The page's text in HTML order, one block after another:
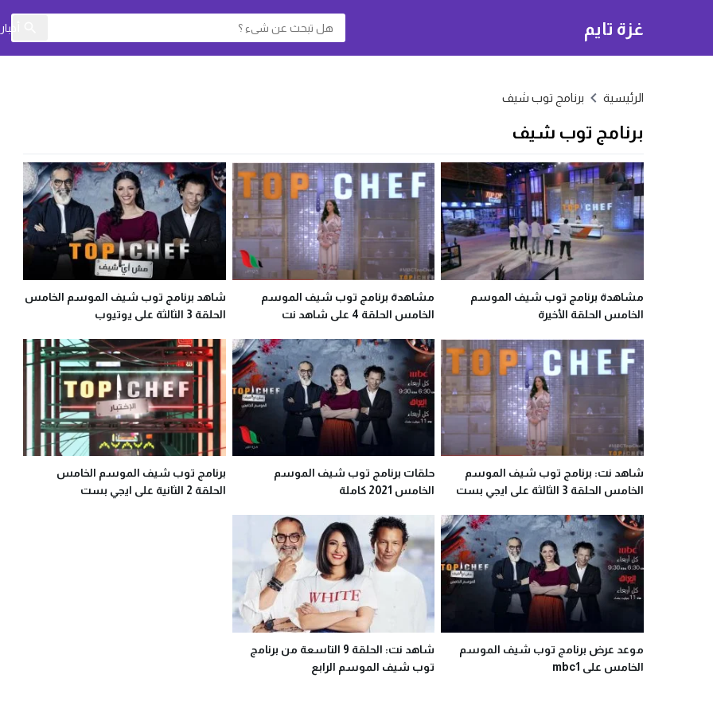
غزة تايم
الرئيسية برنامج توب شيف
برنامج توب شيف
مشاهدة برنامج توب شيف الموسم
الخامس الحلقة الأخيرة
مشاهدة برنامج توب شيف الموسم
الخامس الحلقة 4 على شاهد نت
شاهد برنامج توب شيف الموسم الخامس
الحلقة 3 الثالثة على يوتيوب
شاهد نت: برنامج توب شيف الموسم
الخامس الحلقة 3 الثالثة على ايجي بست
حلقات برنامج توب شيف الموسم
الخامس 2021 كاملة
برنامج توب شيف الموسم الخامس
الحلقة 2 الثانية على ايجي بست
موعد عرض برنامج توب شيف الموسم
الخامس على mbc1
شاهد نت: الحلقة 9 التاسعة من برنامج
توب شيف الموسم الرابع